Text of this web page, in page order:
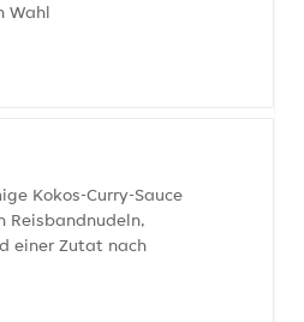
Wahl
Kokos-Curry-Sauce
Reisbandnudeln,
einer Zutat nach